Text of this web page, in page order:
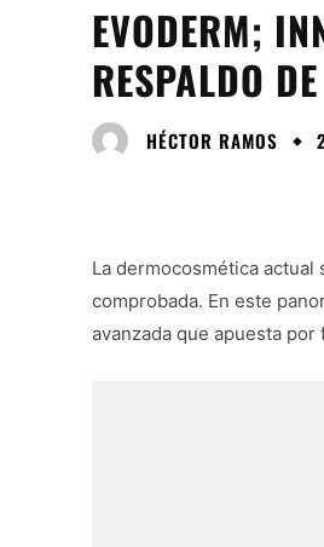
EVODERM;
RESPALDO
HÉCTOR RAMOS
La dermocosmética
comprobada. En este
avanzada que apuesta